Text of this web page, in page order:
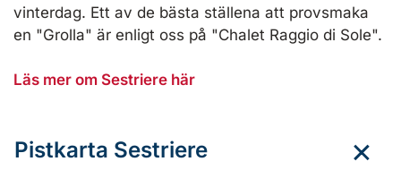
vinterdag. Ett av de bästa ställena att provsmaka
en "Grolla" är enligt oss på "Chalet Raggio di Sole".
Läs mer om Sestriere här
Pistkarta Sestriere